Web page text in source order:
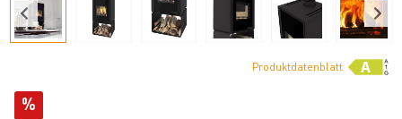
Produktdatenblatt
%